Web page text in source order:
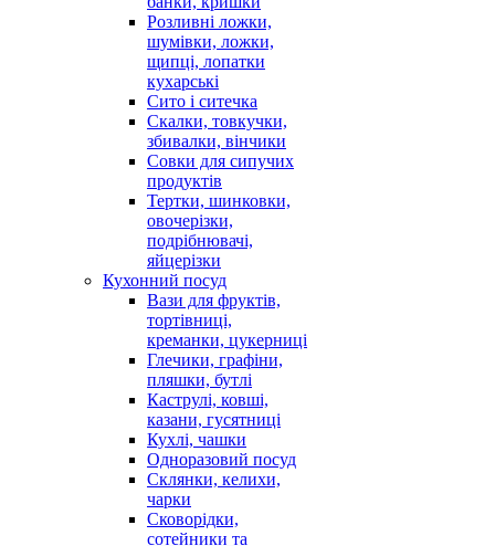
Розливні ложки,
шумівки, ложки,
щипці, лопатки
кухарські
Сито і ситечка
Скалки, товкучки,
збивалки, вінчики
Совки для сипучих
продуктів
Тертки, шинковки,
овочерізки,
подрібнювачі,
яйцерізки
Кухонний посуд
Вази для фруктів,
тортівниці,
креманки, цукерниці
Глечики, графіни,
пляшки, бутлі
Каструлі, ковші,
казани, гусятниці
Кухлі, чашки
Одноразовий посуд
Склянки, келихи,
чарки
Сковорідки,
сотейники та